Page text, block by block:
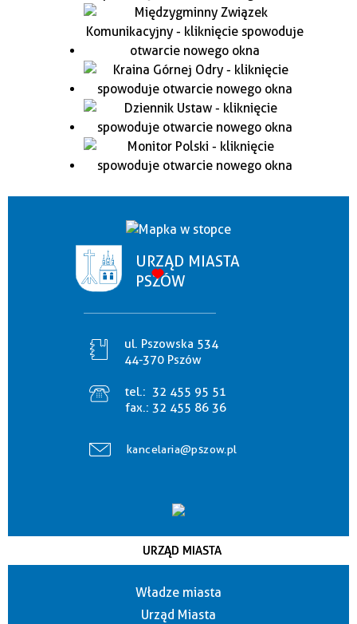
URZĄD MIASTA
PSZÓW
ul. Pszowska 534
44-370 Pszów
tel.: 32 455 95 51
fax.: 32 455 86 36
kancelaria@pszow.pl
URZĄD MIASTA
Władze miasta
Urząd Miasta